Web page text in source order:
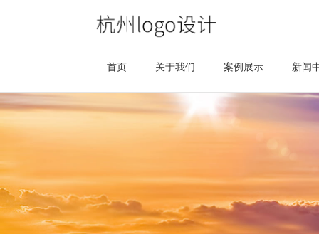
首页 关于我们 案例展示 新闻